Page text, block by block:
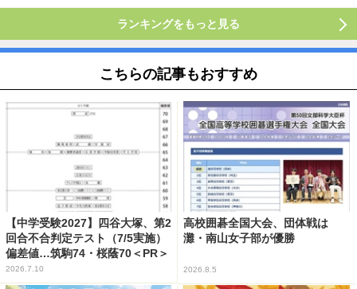
ランキングをもっと見る
こちらの記事もおすすめ
【中学受験2027】四谷大塚、第2
回合不合判定テスト（7/5実施）
偏差値…筑駒74・桜蔭70＜PR＞
2026.7.10
高校囲碁全国大会、団体戦は
灘・南山女子部が優勝
2026.8.5